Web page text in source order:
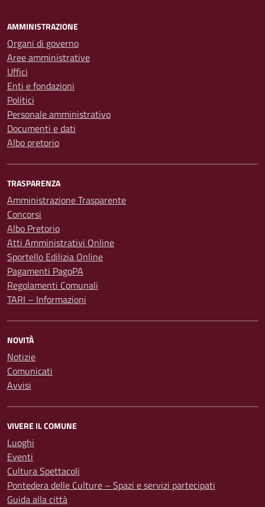
AMMINISTRAZIONE
Organi di governo
Aree amministrative
Uffici
Enti e fondazioni
Politici
Personale amministrativo
Documenti e dati
Albo pretorio
TRASPARENZA
Amministrazione Trasparente
Concorsi
Albo Pretorio
Atti Amministrativi Online
Sportello Edilizia Online
Pagamenti PagoPA
Regolamenti Comunali
TARI – Informazioni
NOVITÀ
Notizie
Comunicati
Avvisi
VIVERE IL COMUNE
Luoghi
Eventi
Cultura Spettacoli
Pontedera delle Culture – Spazi e servizi partecipati
Guida alla città